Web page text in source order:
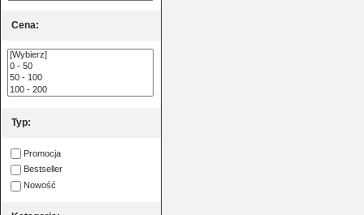
Cena:
Typ:
Promocja
Bestseller
Nowość